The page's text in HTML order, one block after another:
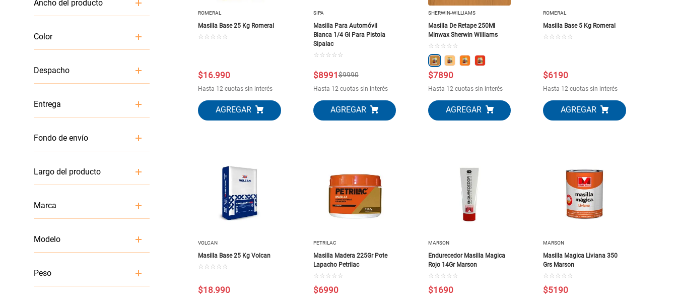
20 cm
Ancho del producto
Color
AMARILLO
Despacho
1
Entrega
Despacho
Fondo de envío
30 cm
Largo del producto
30 cm
Marca
PETRILAC
QUIMICA UNIVERSAL
Modelo
Peso
ROMERAL
Masilla Base 25 Kg Romeral
☆ ☆ ☆ ☆ ☆
$16.990
Hasta 12 cuotas sin interés
SIPA
Masilla Para Automóvil
Blanca 1/4 Gl Para Pistola
Sipalac
☆ ☆ ☆ ☆ ☆
$9990
$8991
Hasta 12 cuotas sin interés
SHERWIN-WILLIAMS
Masilla De Retape 250Ml
Minwax Sherwin Williams
☆ ☆ ☆ ☆ ☆
$7890
Hasta 12 cuotas sin interés
ROMERAL
Masilla Base 5 Kg Romeral
☆ ☆ ☆ ☆ ☆
$6190
Hasta 12 cuotas sin interés
VOLCAN
Masilla Base 25 Kg Volcan
☆ ☆ ☆ ☆ ☆
$18.990
PETRILAC
Masilla Madera 225Gr Pote
Lapacho Petrilac
☆ ☆ ☆ ☆ ☆
$6990
MARSON
Endurecedor Masilla Magica
Rojo 14Gr Marson
☆ ☆ ☆ ☆ ☆
$1690
MARSON
Masilla Magica Liviana 350
Grs Marson
☆ ☆ ☆ ☆ ☆
$5190